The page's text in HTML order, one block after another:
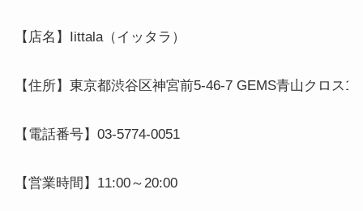
【店名】Iittala（イッタラ）
【住所】東京都渋谷区神宮前5-46-7 GEMS青山クロス1
【電話番号】03-5774-0051
【営業時間】11:00～20:00